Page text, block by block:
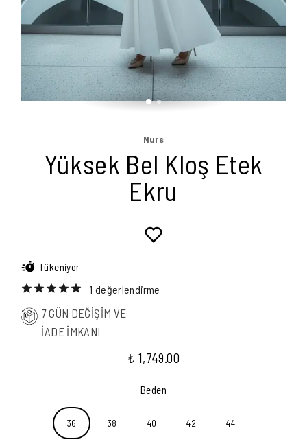
Nurs
Yüksek Bel Kloş Etek
Ekru
Tükeniyor
1 değerlendirme
7 GÜN DEĞİŞİM VE
İADE İMKANI
₺ 1,749.00
Beden
36 38 40 42 44